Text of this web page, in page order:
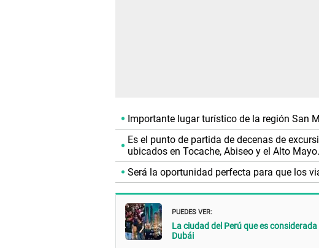
Importante lugar turístico de la región San
Es el punto de partida de decenas de
ubicados en Tocache, Abiseo y el Alto Mayo.
Será la oportunidad perfecta para que los
PUEDES VER:
La ciudad del Perú que es
Dubái